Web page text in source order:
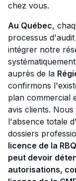
chez vous.
Au Québec,
processus
intégrer notre
auprès de la
confirmons
plan commercial
avis clients.
l'absence totale
dossiers
licence de la
peut devoir
autorisations,